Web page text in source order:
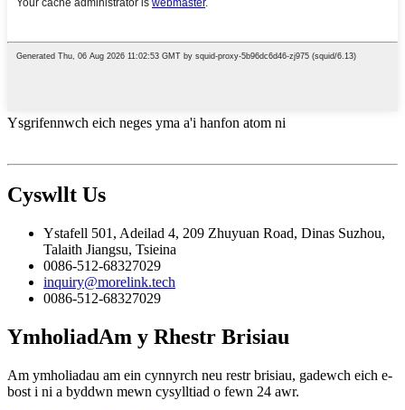
Ysgrifennwch eich neges yma a'i hanfon atom ni
Cyswllt Us
Ystafell 501, Adeilad 4, 209 Zhuyuan Road, Dinas Suzhou,
Talaith Jiangsu, Tsieina
0086-512-68327029
inquiry@morelink.tech
0086-512-68327029
YmholiadAm y Rhestr Brisiau
Am ymholiadau am ein cynnyrch neu restr brisiau, gadewch eich e-
bost i ni a byddwn mewn cysylltiad o fewn 24 awr.